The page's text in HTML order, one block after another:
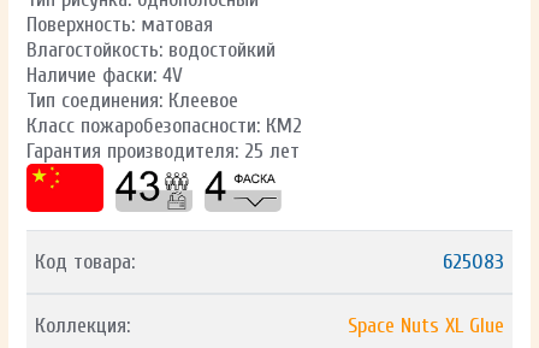
Поверхность: матовая
Влагостойкость: водостойкий
Наличие фаски: 4V
Тип соединения: Клеевое
Класс пожаробезопасности: КМ2
Гарантия производителя: 25 лет
Код товара: 625083
Коллекция: Space Nuts XL Glue